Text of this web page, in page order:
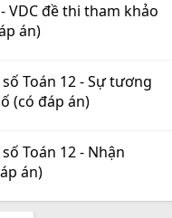
VDC đề thi tham khảo
án)
Toán 12 - Sự tương
(có đáp án)
Toán 12 - Nhận
án)